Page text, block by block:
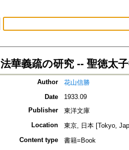
法華義疏の研究 -- 聖徳太
Author
花山信勝
Date
1933.09
Publisher
東洋文庫
Location
東京, 日本 [Tokyo,
Content type
書籍=Book